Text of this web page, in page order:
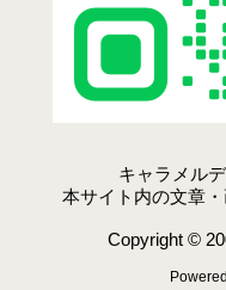
キャラメル
本サイト内の文章
Copyright ©